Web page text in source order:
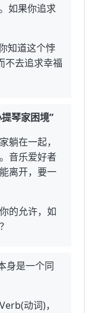
如果你追求
知道这个悖
不去追求幸福
提琴家困境”
躺在一起，
音乐爱好者
离开，要一
的允许，如
身是一个同
动词)，